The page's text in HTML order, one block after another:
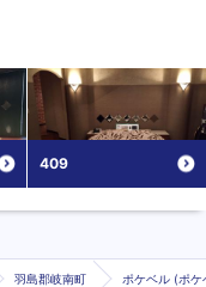
409
羽島郡岐南町 ポケベル (ポケ